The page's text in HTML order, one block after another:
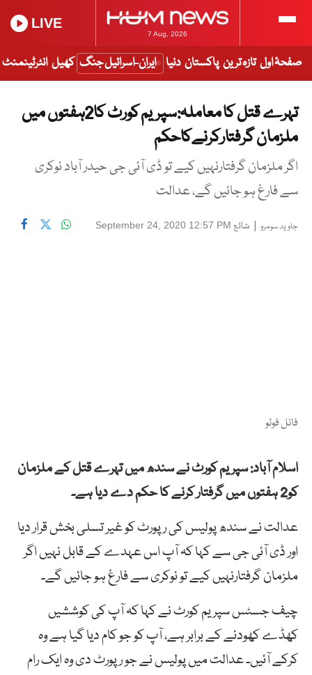
7 Aug, 2026
LIVE
صفحۂ اول تازہ ترین پاکستان دنیا ایران-اسرائیل جنگ کھیل انٹرٹینمنٹ
تہرے قتل کا معاملہ:سپریم کورٹ کا2ہفتوں میں
ملزمان گرفتارکرنےکاحکم
اگر ملزمان گرفتارنہیں کیے تو ڈی آئی جی حیدر آباد نوکری
سے فارغ ہو جائیں گے، عدالت
جاوید سومرو| شائع September 24, 2020 12:57 PM
فائل فوٹو
اسلام آباد: سپریم کورٹ نے سندھ میں تہرے قتل کے ملزمان
کو2 ہفتوں میں گرفتار کرنے کا حکم دے دیا ہے۔
عدالت نے سندھ پولیس کی رپورٹ کو غیر تسلی بخش قرار دیا
اور ڈی آئی جی سے کہا کہ آپ اس عہدے کے قابل نہیں اگر
ملزمان گرفتارنہیں کیے تو نوکری سے فارغ ہو جائیں گے۔
چیف جسٹس سپریم کورٹ نے کہا کہ آپ کی کوششیں
کھڈے کھودنے کے برابر ہے، آپ کو جو کام دیا گیا ہے وہ
کرکے آئیں۔ عدالت میں پولیس نے جو رپورٹ دی وہ ایک رام